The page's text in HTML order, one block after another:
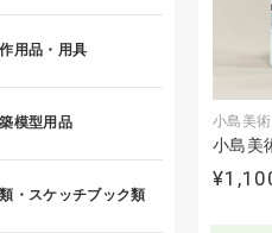
小島美術
小島美
用品・用具
模型用品
・スケッチブック類